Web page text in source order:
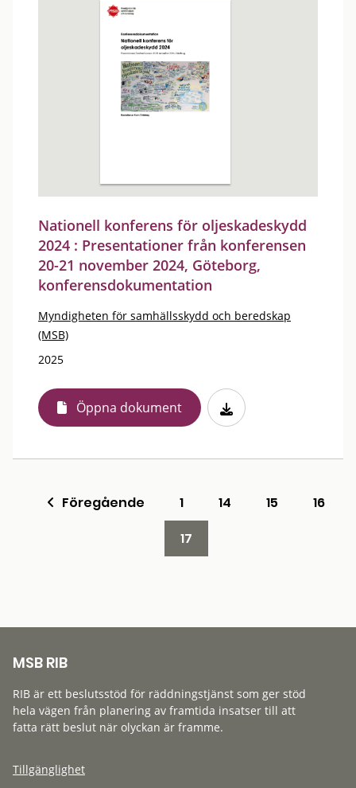
Nationell konferens för oljeskadeskydd
2024 : Presentationer från konferensen
20-21 november 2024, Göteborg,
konferensdokumentation
Myndigheten för samhällsskydd och beredskap
(MSB)
2025
Öppna dokument
Föregående 1 14 15
16
17
MSB RIB
RIB är ett beslutsstöd för räddningstjänst som ger stöd
hela vägen från planering av framtida insatser till att
fatta rätt beslut när olyckan är framme.
Tillgänglighet